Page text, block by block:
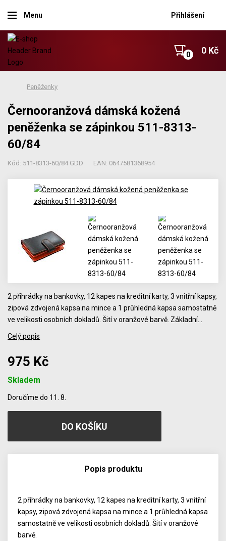
Menu Přihlášení
0 Kč
Peněženky
Černooranžová dámská kožená
peněženka se zápinkou 511-8313-
60/84
Kód: 511-8313-60/84 GDD EAN: 0647581368954
2 přihrádky na bankovky, 12 kapes na kreditní karty, 3 vnitřní kapsy,
zipová zdvojená kapsa na mince a 1 průhledná kapsa samostatně
ve velikosti osobních dokladů. Šití v oranžové barvě. Základní…
Celý popis
975 Kč
Skladem
Doručíme do 11. 8.
Popis produktu
2 přihrádky na bankovky, 12 kapes na kreditní karty, 3 vnitřní
kapsy, zipová zdvojená kapsa na mince a 1 průhledná kapsa
samostatně ve velikosti osobních dokladů. Šití v oranžové
barvě.